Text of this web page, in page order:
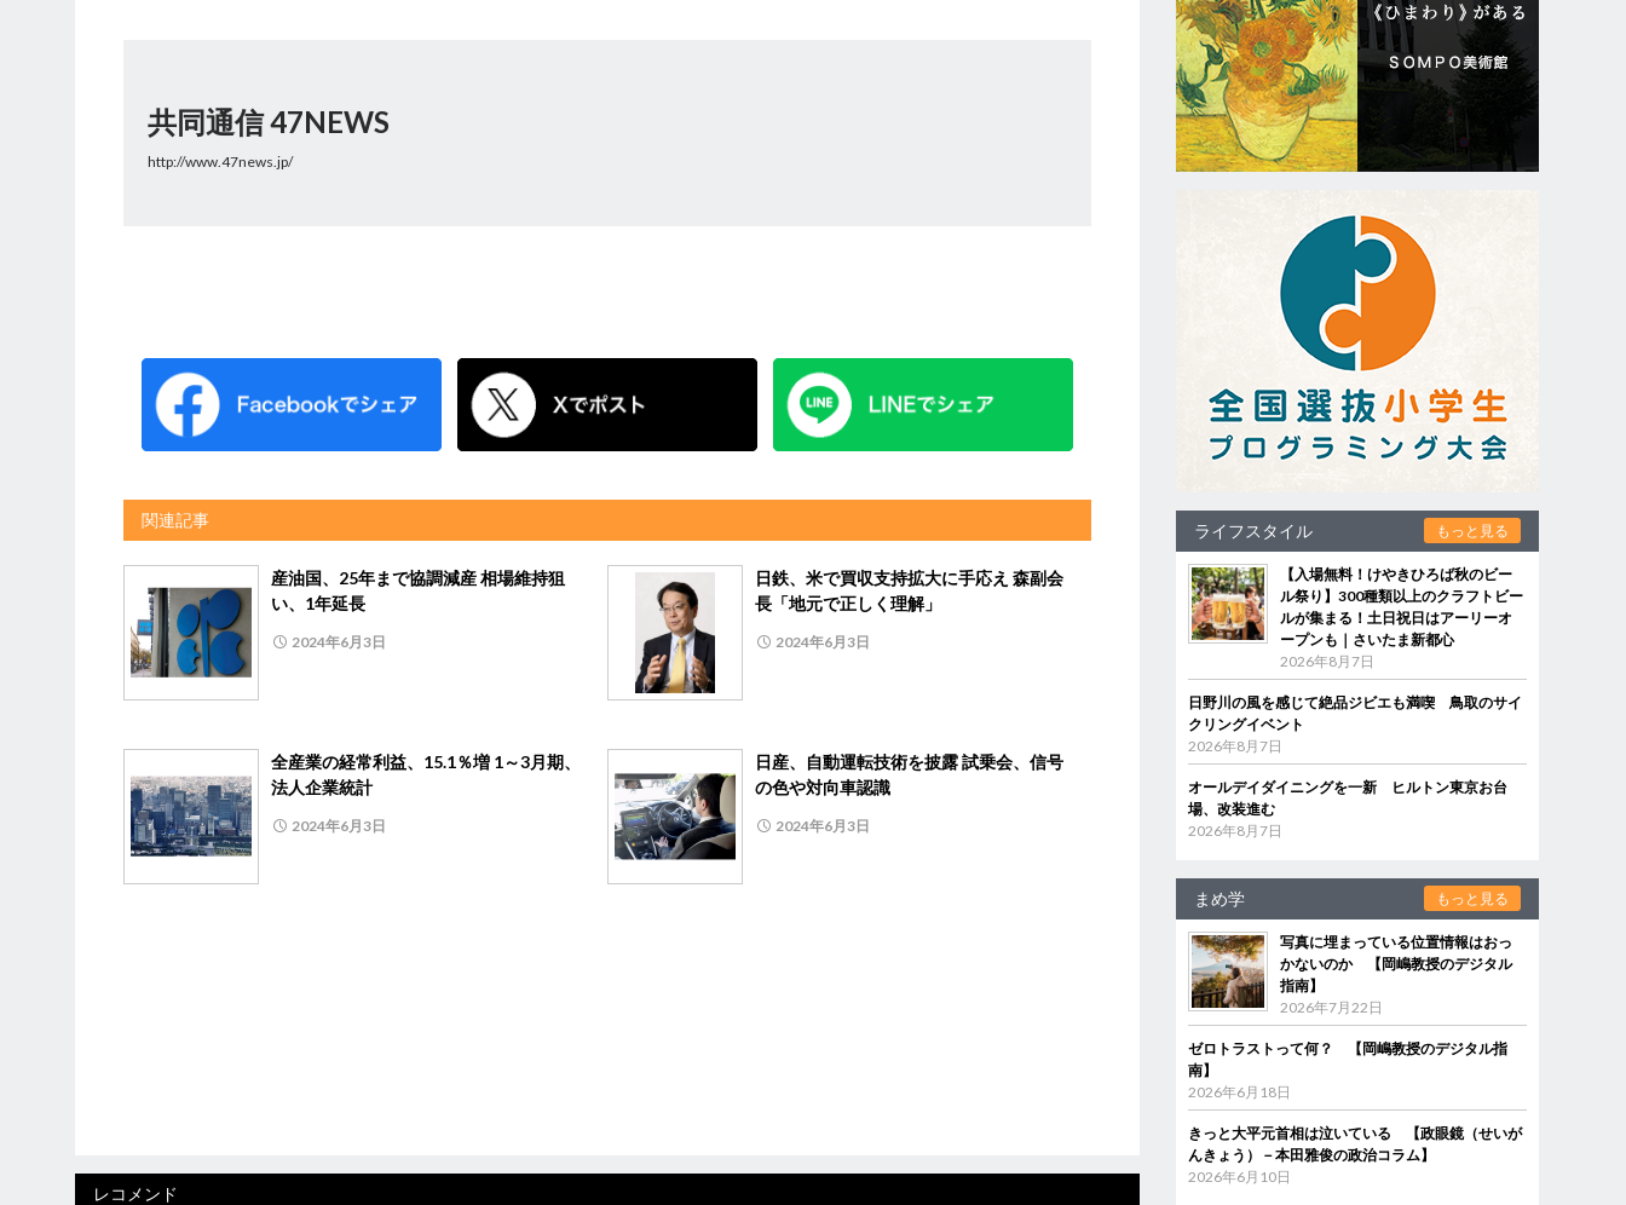
共同通信 47NEWS
http://www.47news.jp/
関連記事
産油国、25年まで協調減産 相場維持狙
い、1年延長
2024年6月3日
日鉄、米で買収支持拡大に手応え 森副会
長「地元で正しく理解」
2024年6月3日
全産業の経常利益、15.1％増 1～3月期、
法人企業統計
2024年6月3日
日産、自動運転技術を披露 試乗会、信号
の色や対向車認識
2024年6月3日
レコメンド
ライフスタイル もっと見る
【入場無料！けやきひろば秋のビー
ル祭り】300種類以上のクラフトビー
ルが集まる！土日祝日はアーリーオ
ープンも｜さいたま新都心
2026年8月7日
日野川の風を感じて絶品ジビエも満喫 鳥取のサイ
クリングイベント
2026年8月7日
オールデイダイニングを一新 ヒルトン東京お台
場、改装進む
2026年8月7日
まめ学 もっと見る
写真に埋まっている位置情報はおっ
かないのか 【岡嶋教授のデジタル
指南】
2026年7月22日
ゼロトラストって何？ 【岡嶋教授のデジタル指
南】
2026年6月18日
きっと大平元首相は泣いている 【政眼鏡（せいが
んきょう）－本田雅俊の政治コラム】
2026年6月10日